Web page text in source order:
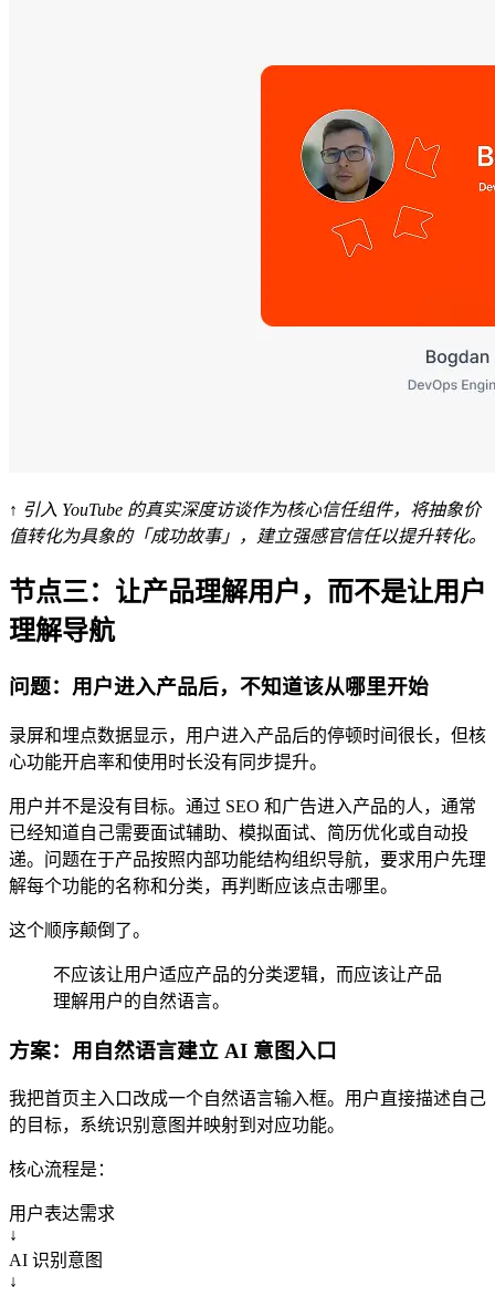
↑ 引入 YouTube 的真实深度访谈作为核心信任组件，将抽象价
值转化为具象的「成功故事」，建立强感官信任以提升转化。
节点三：让产品理解用户，而不是让用户
理解导航
问题：用户进入产品后，不知道该从哪里开始
录屏和埋点数据显示，用户进入产品后的停顿时间很长，但核
心功能开启率和使用时长没有同步提升。
用户并不是没有目标。通过 SEO 和广告进入产品的人，通常
已经知道自己需要面试辅助、模拟面试、简历优化或自动投
递。问题在于产品按照内部功能结构组织导航，要求用户先理
解每个功能的名称和分类，再判断应该点击哪里。
这个顺序颠倒了。
不应该让用户适应产品的分类逻辑，而应该让产品
理解用户的自然语言。
方案：用自然语言建立 AI 意图入口
我把首页主入口改成一个自然语言输入框。用户直接描述自己
的目标，系统识别意图并映射到对应功能。
核心流程是：
用户表达需求
↓
AI 识别意图
↓